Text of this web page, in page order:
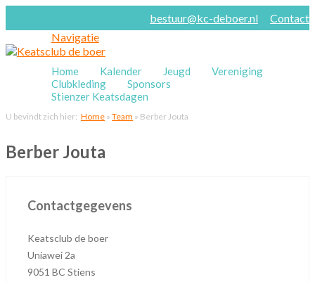
bestuur@kc-deboer.nl
Contact
Navigatie
Home Kalender Jeugd
Vereniging
Clubkleding
Sponsors
Stienzer Keatsdagen
U bevindt zich hier: Home » Team » Berber Jouta
Berber Jouta
Contactgegevens
Keatsclub de boer
Uniawei 2a
9051 BC Stiens